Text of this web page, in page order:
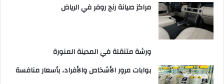
مراكز صيانة رنج روفر في الرياض
ورشة متنقلة في المدينة المنورة
بوابات مرور الأشخاص والأفراد، بأسعار منافسة